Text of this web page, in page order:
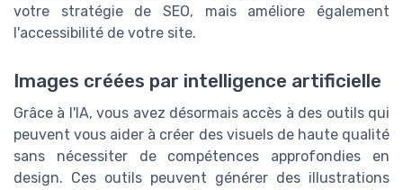
votre stratégie de SEO, mais améliore également
l'accessibilité de votre site.
Images créées par intelligence artificielle
Grâce à l'IA, vous avez désormais accès à des outils qui
peuvent vous aider à créer des visuels de haute qualité
sans nécessiter de compétences approfondies en
design. Ces outils peuvent générer des illustrations